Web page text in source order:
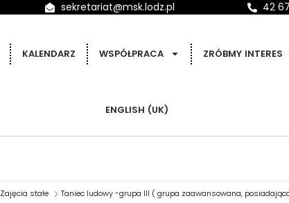
sekretariat@msk.lodz.pl 42
KALENDARZ WSPÓŁPRACA ZRÓBMY INTERES
ENGLISH (UK)
Zajęcia stałe Taniec ludowy -grupa III ( grupa zaawansowana,